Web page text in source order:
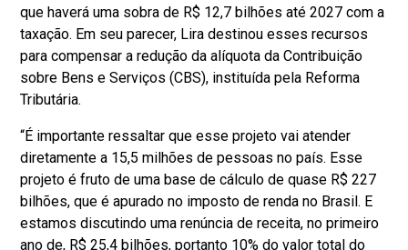
que haverá uma sobra de R$ 12,7 bilhões até 2027 com a
taxação. Em seu parecer, Lira destinou esses recursos
para compensar a redução da alíquota da Contribuição
sobre Bens e Serviços (CBS), instituída pela Reforma
Tributária.
“É importante ressaltar que esse projeto vai atender
diretamente a 15,5 milhões de pessoas no país. Esse
projeto é fruto de uma base de cálculo de quase R$ 227
bilhões, que é apurado no imposto de renda no Brasil. E
estamos discutindo uma renúncia de receita, no primeiro
ano de, R$ 25,4 bilhões, portanto 10% do valor total do